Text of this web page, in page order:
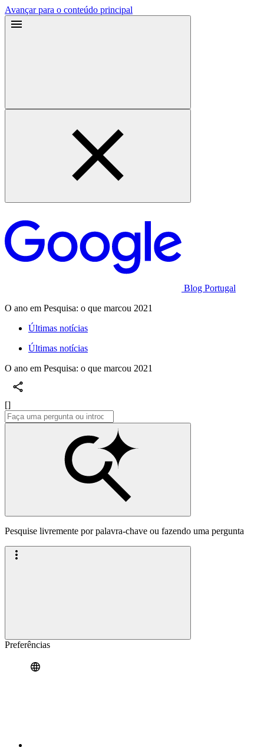
Avançar para o conteúdo principal
Blog Portugal
O ano em Pesquisa: o que marcou 2021
Últimas notícias
Últimas notícias
O ano em Pesquisa: o que marcou 2021
[]
Pesquise livremente por palavra-chave ou fazendo uma pergunta
Preferências